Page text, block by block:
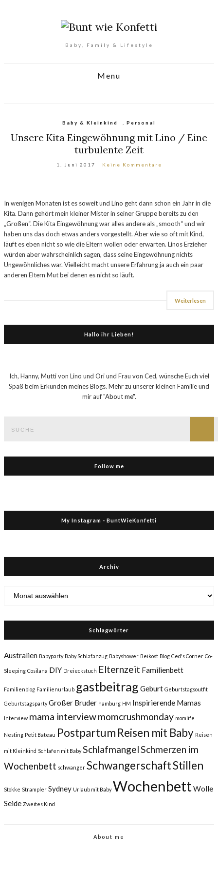
Baby, Family & Lifestyle
Menu
Baby & Kleinkind Personal
Unsere Kita Eingewöhnung mit Lino / Eine
turbulente Zeit
1. Juni 2017 Keine Kommentare
In wenigen Monaten ist es soweit und Lino geht dann schon ein Jahr in die
Kita. Dann gehört mein kleiner Mister in seiner Gruppe bereits zu den
„Großen“. Die Kita Eingewöhnung war alles andere als „smooth“ und wir
haben uns das doch etwas anders vorgestellt. Aber wie so oft mit Kind,
läuft es eben nicht so wie die Eltern wollen oder erwarten. Linos Erzieher
würden aber wahrscheinlich sagen, dass seine Eingewöhnung nichts
Ungewöhnliches war. Vielleicht macht unsere Erfahrung ja auch ein paar
anderen Eltern Mut bei denen es nicht so läuft.
Weiterlesen
Hallo ihr Lieben!
Ich, Hanny, Mutti von Lino und Ori und Frau von Ced, wünsche Euch viel
Spaß beim Erkunden meines Blogs. Mehr zu unserer kleinen Familie und
mir auf "About me".
nach:
Follow me
My Instagram - BuntWieKonfetti
Archiv
Schlagwörter
Australien Babyparty Baby Schlafanzug Babyshower Beikost Blog Ced's Corner Co-
Sleeping Cosilana DIY Dreieckstuch Elternzeit Familienbett
Familienblog Familienurlaub gastbeitrag Geburt Geburtstagsoutfit
Geburtstagsparty Großer Bruder hamburg HM Inspirierende Mamas
Interview mama interviewmomcrushmonday momlife
Nesting Petit Bateau Postpartum Reisen mit Baby Reisen
mit Kleinkind Schlafen mit Baby Schlafmangel Schmerzen im
Wochenbett schwanger SchwangerschaftStillen
Stokke Strampler Sydney Urlaub mit Baby Wochenbett Wolle
Seide Zweites Kind
About me